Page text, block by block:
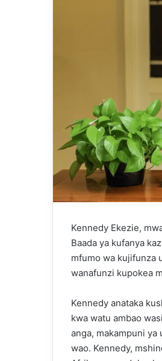
Kennedy Ekezie,
Baada ya kufanya
mfumo wa kujifunza
wanafunzi kupokea
Kennedy anataka
kwa watu ambao
anga, makampuni
wao. Kennedy,